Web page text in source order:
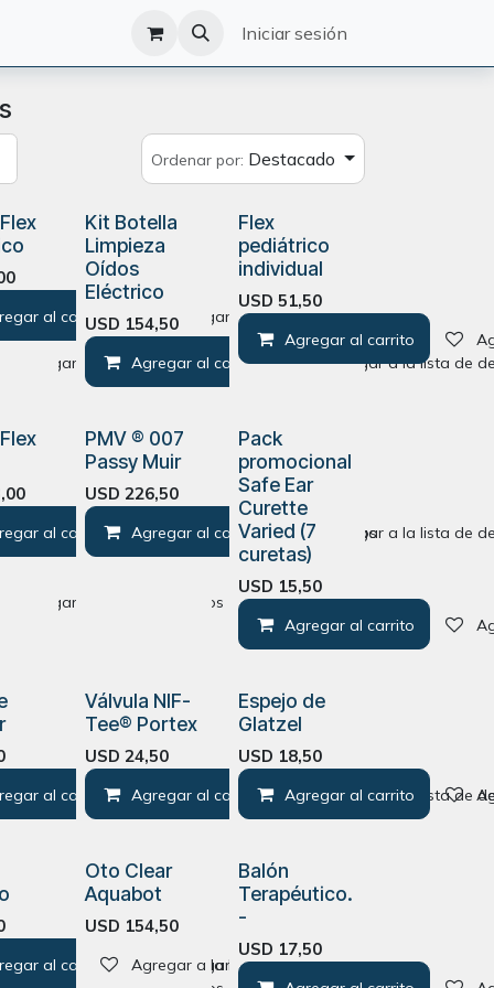
Iniciar sesión
Ordenar por: Destacado
Agregar a la lista de deseos
al carrito Agregar a la lista de deseos
Kit Botella
Limpieza
Oídos
Eléctrico
USD 154,50
Agregar al carrito Agregar a la lista de
Flex
pediátrico
individual
USD 51,50
Agregar al carrito
Agregar a la lista de deseos
al carrito Agregar a la lista de deseos
PMV ® 007
Passy Muir
USD 226,50
Agregar al carrito Agregar a la lista de
Pack
promocional
Safe Ear
Curette
Varied (7
curetas)
USD 15,50
Agregar al carrito
Agregar a la lista de deseos
al carrito Agregar a la lista de deseos
Válvula NIF-
Tee® Portex
USD 24,50
Agregar al carrito Agregar a la lista de
Espejo de
Glatzel
USD 18,50
Agregar al carrito
al carrito Agregar a la lista de deseos
Oto Clear
Aquabot
USD 154,50
Agregar a la lista de deseos
Balón
Terapéutico.
-
USD 17,50